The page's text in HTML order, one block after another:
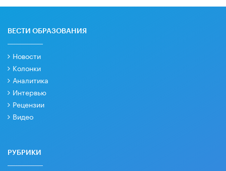
ВЕСТИ ОБРАЗОВАНИЯ
Новости
Колонки
Аналитика
Интервью
Рецензии
Видео
РУБРИКИ